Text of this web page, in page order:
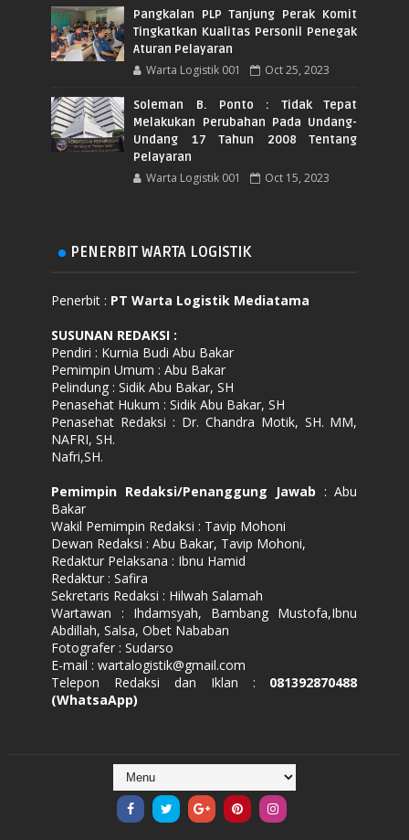
Pangkalan PLP Tanjung Perak Komit
Tingkatkan Kualitas Personil Penegak
Aturan Pelayaran
Warta Logistik 001 Oct 25, 2023
Soleman B. Ponto : Tidak Tepat
Melakukan Perubahan Pada Undang-
Undang 17 Tahun 2008 Tentang
Pelayaran
Warta Logistik 001 Oct 15, 2023
PENERBIT WARTA LOGISTIK
Penerbit : PT Warta Logistik Mediatama
SUSUNAN REDAKSI :
Pendiri : Kurnia Budi Abu Bakar
Pemimpin Umum : Abu Bakar
Pelindung : Sidik Abu Bakar, SH
Penasehat Hukum : Sidik Abu Bakar, SH
Penasehat Redaksi : Dr. Chandra Motik, SH. MM,
NAFRI, SH.
Nafri,SH.
Pemimpin Redaksi/Penanggung Jawab : Abu
Bakar
Wakil Pemimpin Redaksi : Tavip Mohoni
Dewan Redaksi : Abu Bakar, Tavip Mohoni,
Redaktur Pelaksana : Ibnu Hamid
Redaktur : Safira
Sekretaris Redaksi : Hilwah Salamah
Wartawan : Ihdamsyah, Bambang Mustofa,Ibnu
Abdillah, Salsa, Obet Nababan
Fotografer : Sudarso
E-mail : wartalogistik@gmail.com
Telepon Redaksi dan Iklan : 081392870488
(WhatsaApp)